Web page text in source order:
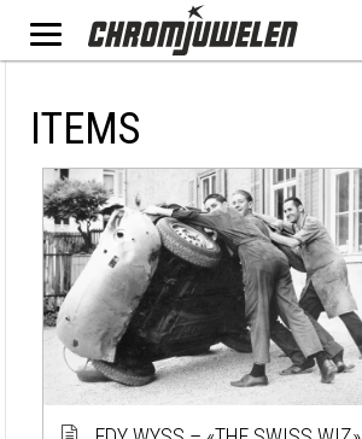
ITEMS